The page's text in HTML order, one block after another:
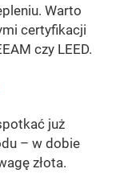
Warto
certyfikacji
czy LEED.
już
– w dobie
złota.